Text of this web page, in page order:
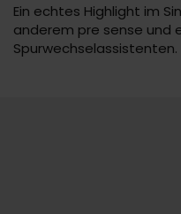
Ein echtes Highlight im
anderem pre sense und